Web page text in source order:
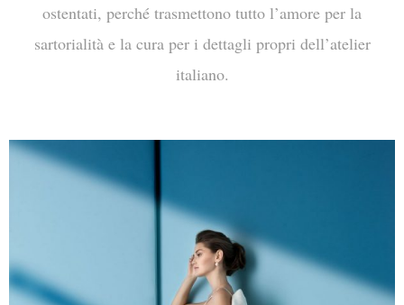
ostentati, perché trasmettono tutto l’amore per la
sartorialità e la cura per i dettagli propri dell’atelier
italiano.